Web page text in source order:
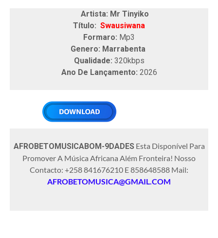
Artista: Mr Tinyiko
Título: Swausiwana
Formaro: Mp3
Genero: Marrabenta
Qualidade: 320kbps
Ano De Lançamento: 2026
AFROBETOMUSICABOM-9DADESEsta Disponível Para
Promover A Música Africana Além Fronteira! Nosso
Contacto: +258 841676210 E 858648588 Mail:
AFROBETOMUSICA@GMAIL.COM